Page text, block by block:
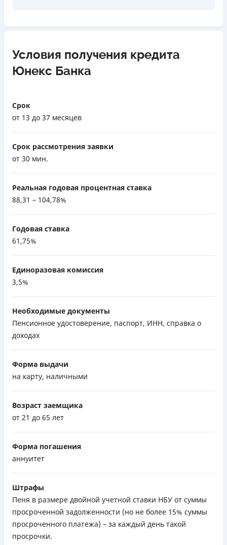
Условия получения кредита
Юнекс Банка
Срок
от 13 до 37 месяцев
Срок рассмотрения заявки
от 30 мин.
Реальная годовая процентная ставка
88,31 – 104,78%
Годовая ставка
61,75%
Единоразовая комиссия
3,5%
Необходимые документы
Пенсионное удостоверение, паспорт, ИНН, справка о
доходах
Форма выдачи
на карту, наличными
Возраст заемщика
от 21 до 65 лет
Форма погашения
аннуитет
Штрафы
Пеня в размере двойной учетной ставки НБУ от суммы
просроченной задолженности (но не более 15% суммы
просроченного платежа) – за каждый день такой
просрочки.